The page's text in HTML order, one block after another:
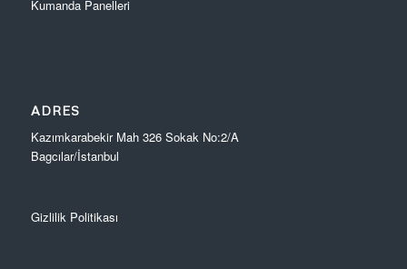
Kumanda Panelleri
ADRES
Kazımkarabekir Mah 326 Sokak No:2/A
Bagcılar/İstanbul
Gizlilik Politikası